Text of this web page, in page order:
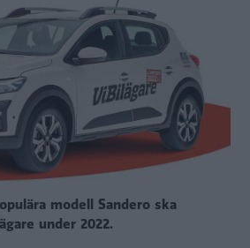
modell Sandero ska
under 2022.